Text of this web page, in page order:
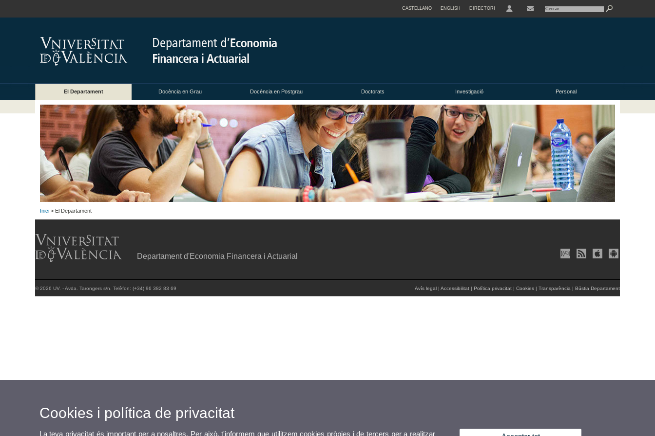
CASTELLANO ENGLISH DIRECTORI
El Departament Docència en Grau Docència en Postgrau Doctorats Investigació Personal
Inici > El Departament
Departament d'Economia Financera i Actuarial
© 2026 UV. - Avda. Tarongers s/n. Telèfon: (+34) 96 382 83 69 Avís legal | Accessibilitat | Política privacitat | Cookies | Transparència | Bústia Departament
Cookies i política de privacitat
La teva privacitat és important per a nosaltres. Per això, t'informem que utilitzem cookies pròpies i de tercers per a realitzar